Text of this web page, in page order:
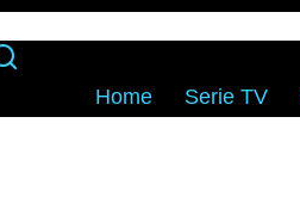
Home Serie TV